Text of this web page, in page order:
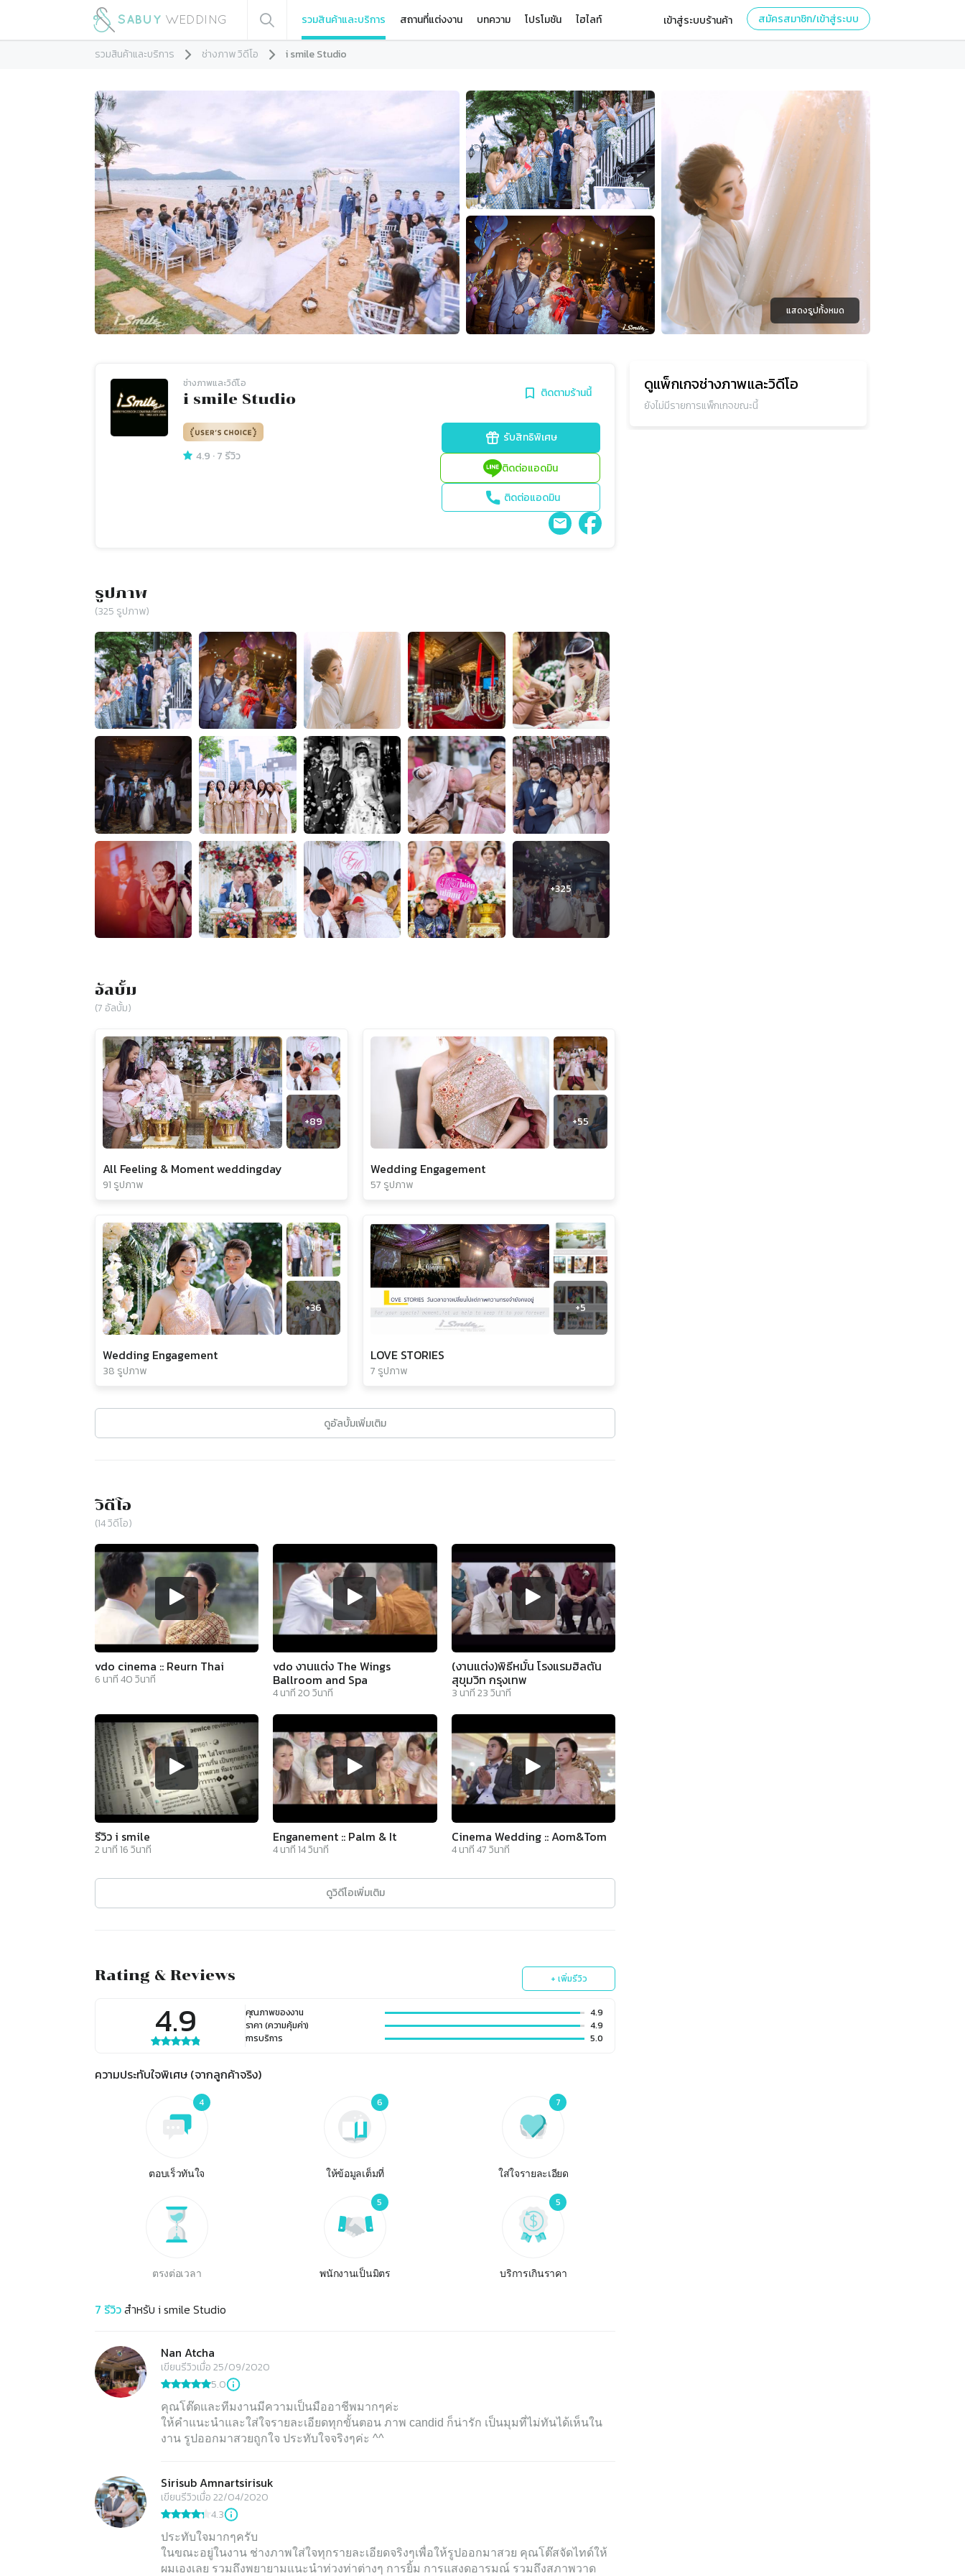
รวมสินค้าและบริการ สถานที่แต่งงาน บทความ โปรโมชัน ไฮไลท์ เข้าสู่ระบบร้านค้า สมัครสมาชิก/เข้าสู่ระบบ
รวมสินค้าและบริการ ช่างภาพ วิดีโอ i smile Studio
แสดงรูปทั้งหมด
ช่างภาพและวิดีโอ
i smile Studio ติดตามร้านนี้
4.9 ·7 รีวิว
รับสิทธิพิเศษ
ติดต่อแอดมิน
ติดต่อแอดมิน
รูปภาพ
(325 รูปภาพ)
อัลบั้ม
(7 อัลบั้ม)
+89
All Feeling & Moment weddingday
91 รูปภาพ
+55
Wedding Engagement
57 รูปภาพ
+36
Wedding Engagement
38 รูปภาพ
+5
LOVE STORIES
7 รูปภาพ
ดูอัลบั้มเพิ่มเติม
วิดีโอ
(14วิดีโอ)
vdo cinema :: Reurn Thai
6 นาที40วินาที
vdo งานแต่ง The Wings
Ballroom and Spa
4นาที20วินาที
(งานแต่ง)พิธีหมั้น โรงแรมฮิลตัน
สุขุมวิท กรุงเทพ
3 นาที23วินาที
รีวิว i smile
2 นาที16วินาที
Enganement :: Palm & It
4นาที14วินาที
Cinema Wedding :: Aom&Tom
4นาที47วินาที
ดูวิดีโอเพิ่มเติม
Rating & Reviews + เพิ่มรีวิว
4.9 คุณภาพของงาน
4.9
ราคา (ความคุ้มค่า)
4.9
การบริการ
5.0
ความประทับใจพิเศษ (จากลูกค้าจริง)
4
ตอบเร็วทันใจ
6
ให้ข้อมูลเต็มที่
7
ใส่ใจรายละเอียด
ตรงต่อเวลา
5
พนักงานเป็นมิตร
5
บริการเกินราคา
7 รีวิวสำหรับ i smile Studio
Nan Atcha
เขียนรีวิวเมื่อ 25/09/2020
5.0
คุณโต๊ดและทีมงานมีความเป็นมืออาชีพมากๆค่ะ
ให้คำแนะนำและใส่ใจรายละเอียดทุกขั้นตอน ภาพ candid ก็น่ารัก เป็นมุมที่ไม่ทันได้เห็นใน
งาน รูปออกมาสวยถูกใจ ประทับใจจริงๆค่ะ ^^
Sirisub Amnartsirisuk
เขียนรีวิวเมื่อ 22/04/2020
4.3
ประทับใจมากๆครับ
ในขณะอยู่ในงาน ช่างภาพใส่ใจทุกรายละเอียดจริงๆเพื่อให้รูปออกมาสวย คุณโต๊สจัดไทด์ให้
ผมเองเลย รวมถึงพยายามแนะนำท่วงท่าต่างๆ การยิ้ม การแสงดอารมณ์ รวมถึงสภาพวาด
ดูแพ็กเกจช่างภาพและวิดีโอ
ยังไม่มีรายการแพ็กเกจขณะนี้